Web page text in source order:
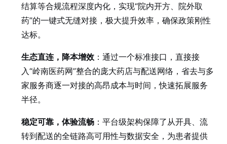
结算等合规流程深度内化，实现“院内开方、院外取
药”的一键式无缝对接，极大提升效率，确保政策刚性
达标。
生态直连，降本增效 ：通过一个标准接口，直接接
入“岭南医药网”整合的庞大药店与配送网络，省去与多
家服务商逐一对接的高昂成本与时间，快速拓展服务
半径。
稳定可靠，体验流畅 ：平台级架构保障了从开具、流
转到配送的全链路高可用性与数据安全，为患者提供